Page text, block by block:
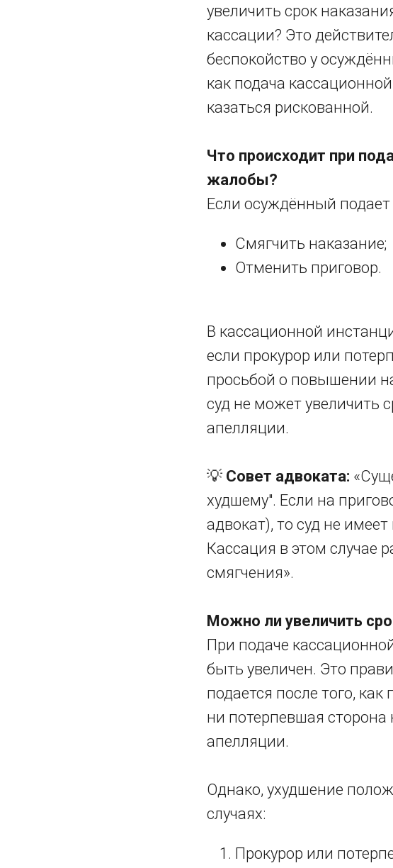
увеличить срок
кассации? Это
беспокойство у
как подача
казаться рискованной.
Что происходит при
жалобы?
Если осуждённый
Смягчить наказание;
Отменить приговор.
В кассационной
если прокурор или
просьбой о повышении
суд не может увеличить
апелляции.
💡 Совет адвоката:
худшему". Если на
адвокат), то суд не
Кассация в этом случае
смягчения».
Можно ли увеличить
При подаче
быть увеличен. Это
подается после того,
ни потерпевшая сторона
апелляции.
Однако, ухудшение
случаях:
Прокурор или